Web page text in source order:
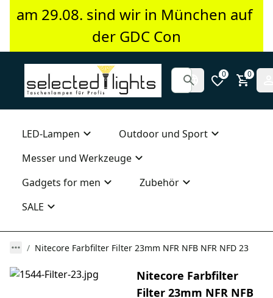
am 29.08. sind wir in München auf
der GDC Con
0 0
LED-Lampen
Outdoor und Sport
Messer und Werkzeuge
Gadgets for men
Zubehör
SALE
Nitecore Farbfilter Filter 23mm NFR NFB NFR NFD 23
Nitecore Farbfilter
Filter 23mm NFR NFB